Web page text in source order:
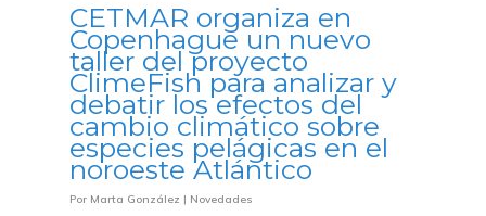
CETMAR organiza en
Copenhague un nuevo
taller del proyecto
ClimeFish para analizar y
debatir los efectos del
cambio climático sobre
especies pelágicas en el
noroeste Atlántico
Por Marta González | Novedades